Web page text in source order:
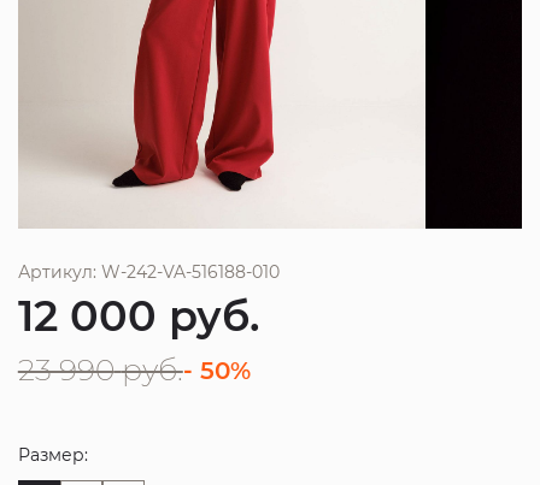
Артикул: W-242-VA-516188-010
12 000 руб.
23 990 руб.- 50%
Размер: